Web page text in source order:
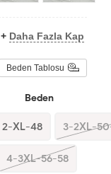
+ Daha Fazla Kap
Beden Tablosu
Beden
2-XL-48 3-2XL-
4-3XL-56-58